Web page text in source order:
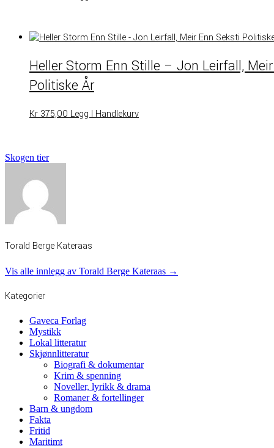
Heller Storm Enn Stille – Jon Leirfall,
Politiske År
Kr 375,00 Legg I Handlekurv
Skogen tier
Torald Berge Kateraas
Vis alle innlegg av Torald Berge Kateraas →
Kategorier
Gaveca Forlag
Mystikk
Lokal litteratur
Skjønnlitteratur
Biografi & dokumentar
Krim & spenning
Noveller, lyrikk & drama
Romaner & fortellinger
Barn & ungdom
Fakta
Fritid
Maritimt